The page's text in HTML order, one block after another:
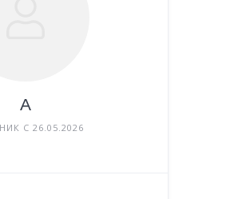
А
С 26.05.2026